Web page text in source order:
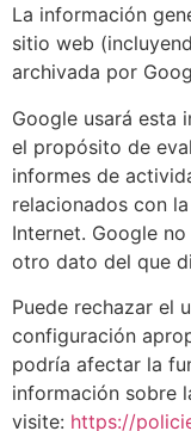
La información
sitio web
archivada por
Google usará esta
el propósito de
informes de
relacionados con
Internet. Google
otro dato del que
Puede rechazar el
configuración
podría afectar la
información sobre
visite: https://